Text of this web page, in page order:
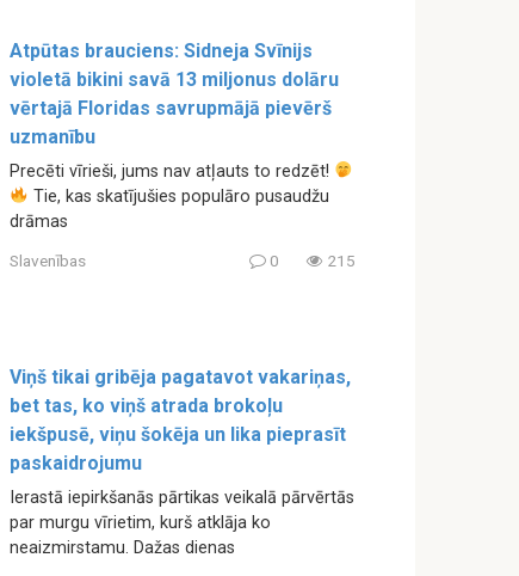
Atpūtas brauciens: Sidneja Svīnijs
violetā bikini savā 13 miljonus dolāru
vērtajā Floridas savrupmājā pievērš
uzmanību
Precēti vīrieši, jums nav atļauts to redzēt!
Tie, kas skatījušies populāro pusaudžu
drāmas
Slavenības 0 215
Viņš tikai gribēja pagatavot vakariņas,
bet tas, ko viņš atrada brokoļu
iekšpusē, viņu šokēja un lika pieprasīt
paskaidrojumu
Ierastā iepirkšanās pārtikas veikalā pārvērtās
par murgu vīrietim, kurš atklāja ko
neaizmirstamu. Dažas dienas